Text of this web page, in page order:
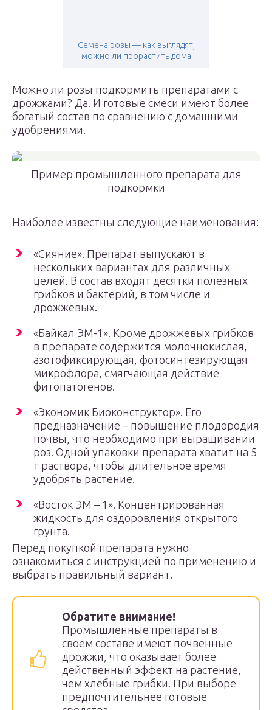
Семена розы — как выглядят,
можно ли прорастить дома
Можно ли розы подкормить препаратами с
дрожжами? Да. И готовые смеси имеют более
богатый состав по сравнению с домашними
удобрениями.
Пример промышленного препарата для
подкормки
Наиболее известны следующие наименования:
«Сияние». Препарат выпускают в
нескольких вариантах для различных
целей. В состав входят десятки полезных
грибков и бактерий, в том числе и
дрожжевых.
«Байкал ЭМ-1». Кроме дрожжевых грибков
в препарате содержится молочнокислая,
азотофиксирующая, фотосинтезирующая
микрофлора, смягчающая действие
фитопатогенов.
«Экономик Биоконструктор». Его
предназначение – повышение плодородия
почвы, что необходимо при выращивании
роз. Одной упаковки препарата хватит на 5
т раствора, чтобы длительное время
удобрять растение.
«Восток ЭМ – 1». Концентрированная
жидкость для оздоровления открытого
грунта.
Перед покупкой препарата нужно
ознакомиться с инструкцией по применению и
выбрать правильный вариант.
Обратите внимание!
Промышленные препараты в
своем составе имеют почвенные
дрожжи, что оказывает более
действенный эффект на растение,
чем хлебные грибки. При выборе
предпочтительнее готовые